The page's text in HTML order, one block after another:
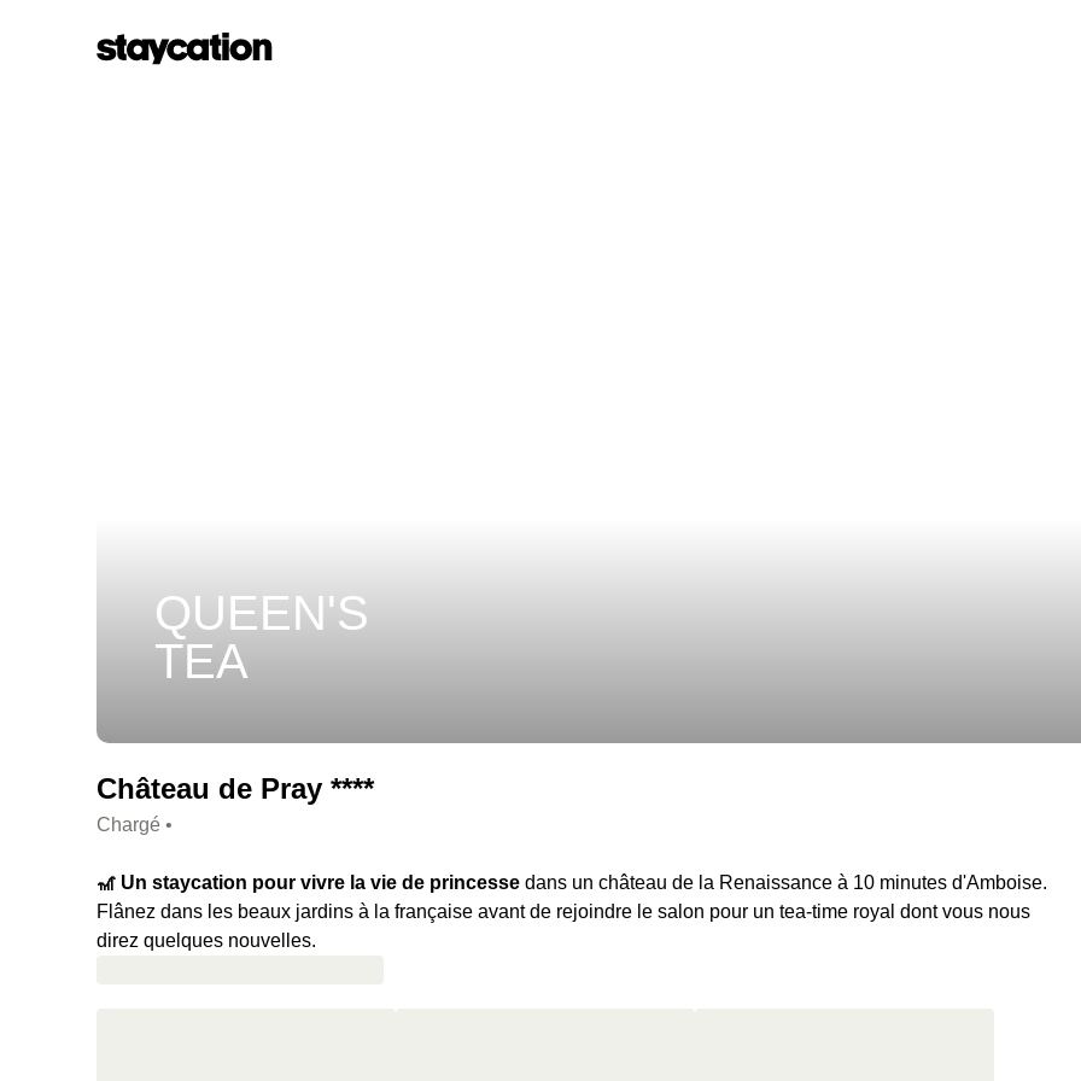
QUEEN'S
TEA
Château de Pray ****
Chargé •
🎢 Un staycation pour vivre la vie de princesse dans un château de la Renaissance à 10 minutes d'Amboise.
Flânez dans les beaux jardins à la française avant de rejoindre le salon pour un tea-time royal dont vous nous
direz quelques nouvelles.